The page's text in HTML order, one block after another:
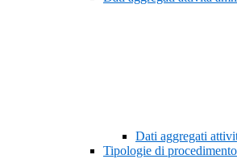
Dati aggregati
Tipologie di procedimento